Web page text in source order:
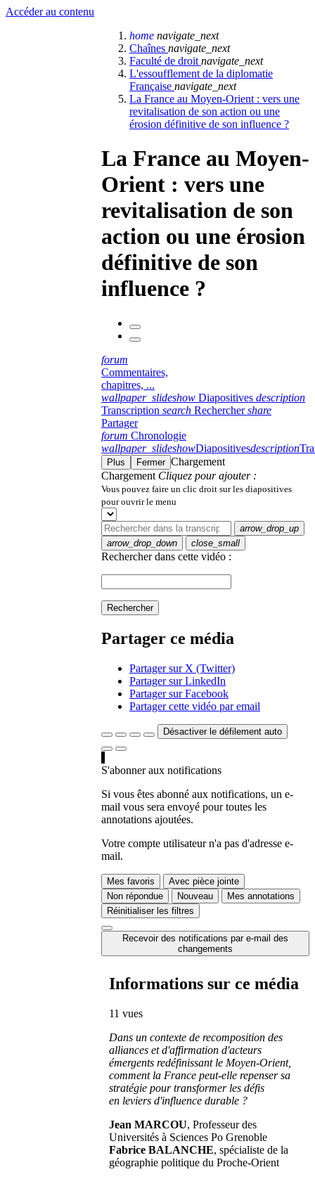
Accéder au contenu
home navigate_next
Chaînes navigate_next
Faculté de droit navigate_next
L'essoufflement de la diplomatie
Française navigate_next
La France au Moyen-Orient : vers une
revitalisation de son action ou une
érosion définitive de son influence ?
La France au Moyen-
Orient : vers une
revitalisation de son
action ou une érosion
définitive de son
influence ?
forum
Commentaires,
chapitres, ...
wallpaper_slideshow Diapositives description
Transcription search Rechercher share
Partager
forum Chronologie
wallpaper_slideshowDiapositivesdescription
Plus Fermer Chargement
Chargement Cliquez pour ajouter :
Vous pouvez faire un clic droit sur les diapositives
pour ouvrir le menu
arrow_drop_up
arrow_drop_down
close_small
Rechercher dans cette vidéo :
Rechercher
Partager ce média
Partager sur X (Twitter)
Partager sur LinkedIn
Partager sur Facebook
Partager cette vidéo par email
Désactiver le défilement auto
S'abonner aux notifications
Si vous êtes abonné aux notifications, un e-
mail vous sera envoyé pour toutes les
annotations ajoutées.
Votre compte utilisateur n'a pas d'adresse e-
mail.
Mes favoris
Avec pièce jointe
Non répondue
Nouveau
Mes annotations
Réinitialiser les filtres
Recevoir des notifications par e-mail des
changements
Informations sur ce média
11 vues
Dans un contexte de recomposition des
alliances et d'affirmation d'acteurs
émergents redéfinissant le Moyen-Orient,
comment la France peut-elle repenser sa
stratégie pour transformer les défis
en leviers d'influence durable ?
Jean MARCOU, Professeur des
Universités à Sciences Po Grenoble
Fabrice BALANCHE, spécialiste de la
géographie politique du Proche-Orient